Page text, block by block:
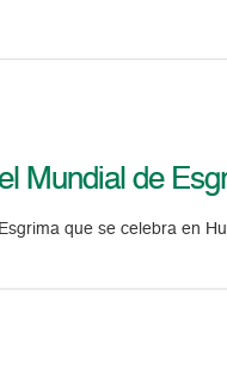
Mundial de
que se celebra en